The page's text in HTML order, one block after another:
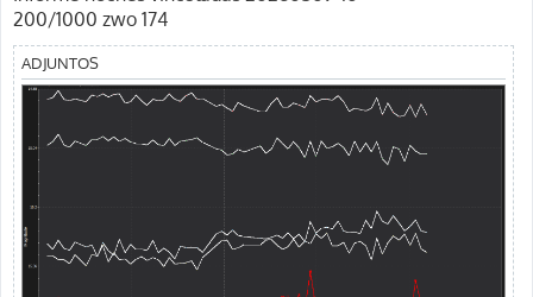
s
a
j
e
200/1000 zwo 174
ADJUNTOS